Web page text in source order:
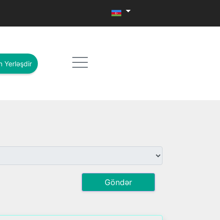
Yerləşdir
Göndər